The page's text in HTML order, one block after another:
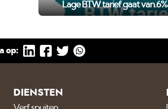
Lage BTW tarief gaat van 6%
op:
DIENSTEN